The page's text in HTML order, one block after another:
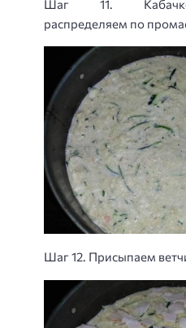
Шаг 11.
распределяем по
Шаг 12. Присыпаем